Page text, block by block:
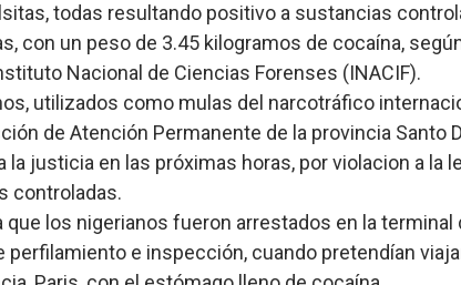
de la prensa y Obispado de la Provincia
todas resultando positivo a sustancias
con un peso de 3.45 kilogramos de cocaína,
Nacional de Ciencias Forenses (INACIF).
utilizados como mulas del narcotráfico
de Atención Permanente de la provincia Santo
la justicia en las próximas horas, por violacion a la
controladas.
que los nigerianos fueron arrestados en la terminal
perfilamiento e inspección, cuando pretendían